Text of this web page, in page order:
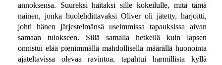
annoksensa. Suureksi haitaksi sille kokeilulle, mitä tämä
nainen, jonka huolehdittavaksi Oliver oli jätetty, harjoitti,
johti hänen järjestelmänsä useimmissa tapauksissa aivan
samaan tulokseen. Sillä samalla hetkellä kuin lapsen
onnistui elää pienimmällä mahdollisella määrällä huonointa
ajateltavissa olevaa ravintoa, tapahtui harmillista kyllä